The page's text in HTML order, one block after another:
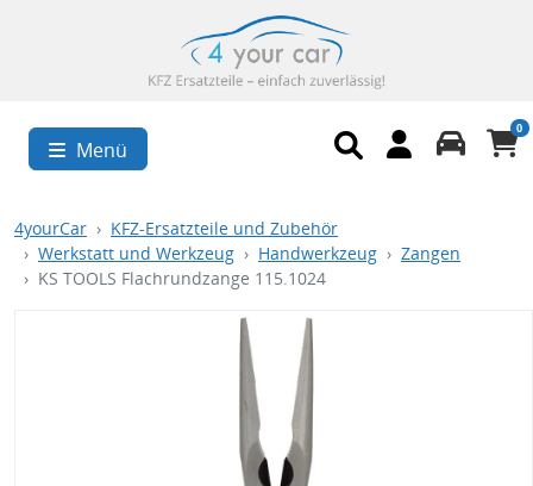
Menü
0
4yourCar
KFZ-Ersatzteile und Zubehör
Werkstatt und Werkzeug
Handwerkzeug
Zangen
KS TOOLS Flachrundzange 115.1024